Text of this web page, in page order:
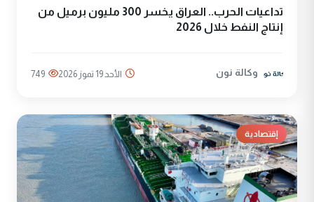
تداعيات الحرب.. العراق يخسر 300 مليون برميل من
إنتاج النفط خلال 2026
وكالة نون الأحد 19 تموز 2026 749
إقتصادية